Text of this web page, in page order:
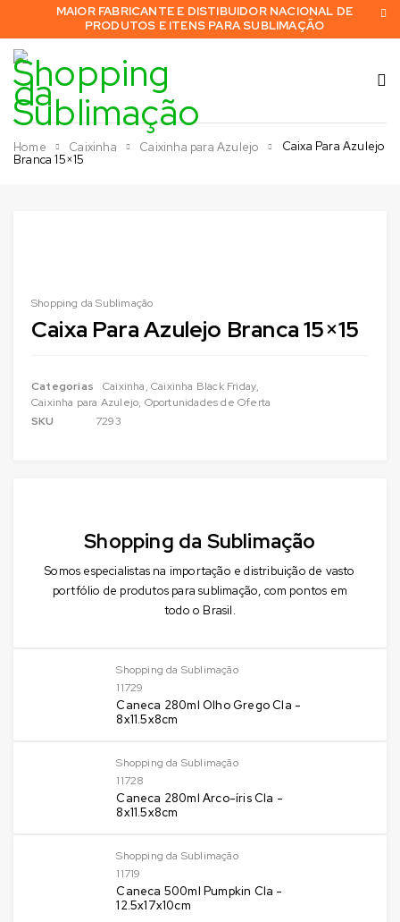
MAIOR FABRICANTE E DISTIBUIDOR NACIONAL DE
PRODUTOS E ITENS PARA SUBLIMAÇÃO
Home Caixinha Caixinha para Azulejo
Caixa Para Azulejo
Branca 15×15
Shopping da Sublimação
Somos especialistas na importação e distribuição de vasto
portfólio de produtos para sublimação, com pontos em
todo o Brasil.
Shopping da Sublimação
11729
Caneca 280ml Olho Grego Cla -
8x11.5x8cm
Shopping da Sublimação
11728
Caneca 280ml Arco-íris Cla -
8x11.5x8cm
Shopping da Sublimação
11719
Caneca 500ml Pumpkin Cla -
12.5x17x10cm
Shopping da Sublimação
Caixa Para Azulejo Branca 15×15
Categorias Caixinha,Caixinha Black Friday,
Caixinha para Azulejo, Oportunidades de Oferta
SKU
7293